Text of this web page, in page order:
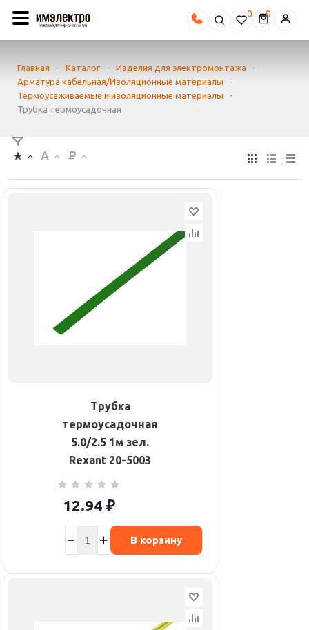
0
Главная - Каталог - Изделия для электромонтажа
-
Арматура кабельная/Изоляционные материалы
-
Термоусаживаемые и изоляционные материалы
-
Трубка термоусадочная
Трубка
термоусадочная
5.0/2.5 1м зел.
Rexant 20-5003
12.94 ₽
В корзину